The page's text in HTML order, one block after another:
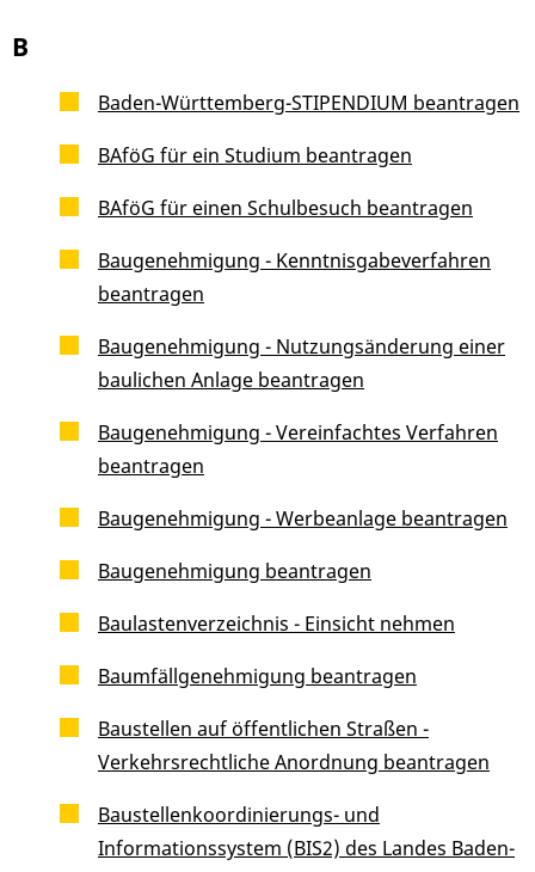
B
Baden-Württemberg-STIPENDIUM beantragen
BAföG für ein Studium beantragen
BAföG für einen Schulbesuch beantragen
Baugenehmigung - Kenntnisgabeverfahren
beantragen
Baugenehmigung - Nutzungsänderung einer
baulichen Anlage beantragen
Baugenehmigung - Vereinfachtes Verfahren
beantragen
Baugenehmigung - Werbeanlage beantragen
Baugenehmigung beantragen
Baulastenverzeichnis - Einsicht nehmen
Baumfällgenehmigung beantragen
Baustellen auf öffentlichen Straßen -
Verkehrsrechtliche Anordnung beantragen
Baustellenkoordinierungs- und
Informationssystem (BIS2) des Landes Baden-